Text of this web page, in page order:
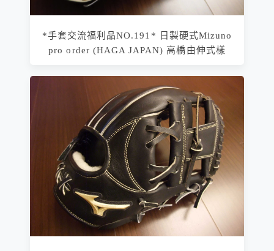
*手套交流福利品NO.191* 日製硬式Mizuno
pro order (HAGA JAPAN) 高橋由伸式樣